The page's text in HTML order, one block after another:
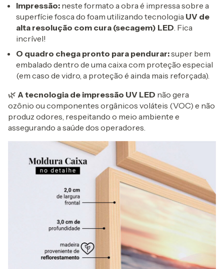
Impressão: neste formato a obra é impressa sobre a
superfície fosca do foam utilizando tecnologia UV de
alta resolução com cura (secagem) LED. Fica
incrível!
O quadro chega pronto para pendurar:super bem
embalado dentro de uma caixa com proteção especial
(em caso de vidro, a proteção é ainda mais reforçada).
🌿 A tecnologia de impressão UV LED não gera
ozônio ou componentes orgânicos voláteis (VOC) e não
produz odores, respeitando o meio ambiente e
assegurando a saúde dos operadores.